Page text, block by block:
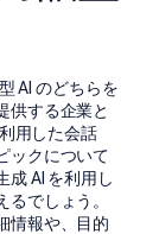
AI のどちらを
供する企業と
用した会話
ックについて
成 AI を利用し
でしょう。
情報や、目的